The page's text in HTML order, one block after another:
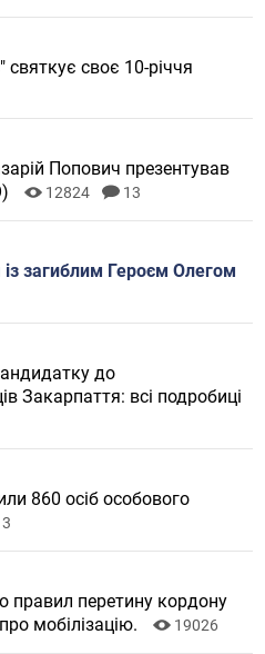
святкує своє 10-річчя
Попович презентував
12824 13
загиблим Героєм Олегом
до
Закарпаття: всі подробиці
860 осіб особового
3
правил перетину кордону
мобілізацію.
19026